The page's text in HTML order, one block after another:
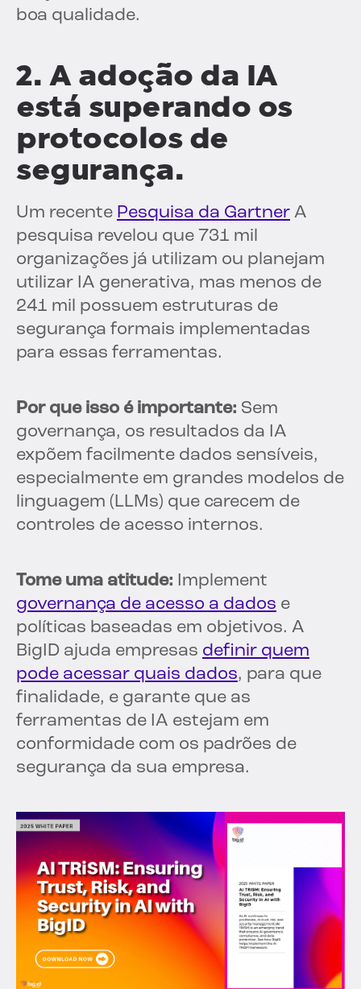
boa qualidade.
2. A adoção da IA
está superando os
protocolos de
segurança.
Um recente Pesquisa da Gartner A
pesquisa revelou que 731 mil
organizações já utilizam ou planejam
utilizar IA generativa, mas menos de
241 mil possuem estruturas de
segurança formais implementadas
para essas ferramentas.
Por que isso é importante: Sem
governança, os resultados da IA
expõem facilmente dados sensíveis,
especialmente em grandes modelos de
linguagem (LLMs) que carecem de
controles de acesso internos.
Tome uma atitude: Implement
governança de acesso a dados e
políticas baseadas em objetivos. A
BigID ajuda empresas definir quem
pode acessar quais dados, para que
finalidade, e garante que as
ferramentas de IA estejam em
conformidade com os padrões de
segurança da sua empresa.